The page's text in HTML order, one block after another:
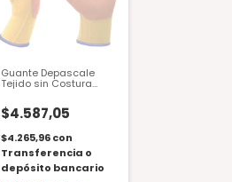
Guante Depascale
Tejido sin Costura
Rugoso DPS89065 Nº 10
$4.587,05
$4.265,96con
Transferencia o
depósito bancario